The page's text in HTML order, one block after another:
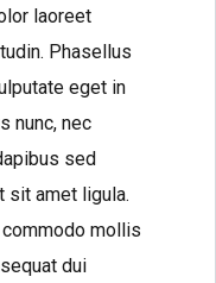
laoreet
Phasellus
eget in
nunc, nec
sed
sit amet ligula.
mollis
dui